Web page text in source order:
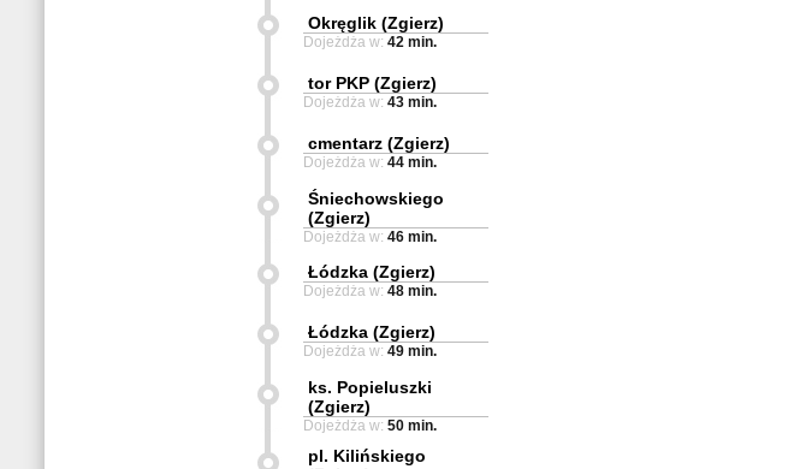
Okręglik (Zgierz)
Dojeżdża w: 42 min.
tor PKP (Zgierz)
Dojeżdża w: 43 min.
cmentarz (Zgierz)
Dojeżdża w: 44 min.
Śniechowskiego
(Zgierz)
Dojeżdża w: 46 min.
Łódzka (Zgierz)
Dojeżdża w: 48 min.
Łódzka (Zgierz)
Dojeżdża w: 49 min.
ks. Popieluszki
(Zgierz)
Dojeżdża w: 50 min.
pl. Kilińskiego